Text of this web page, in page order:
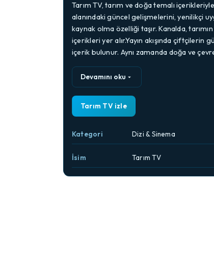
Tarım TV, tarım ve doğa temalı
alanındaki güncel gelişmelerini, yenilikçi
kaynak olma özelliği taşır. Kanalda,
içerikleri yer alır.Yayın akışında
içerik bulunur. Aynı zamanda doğa ve
Devamını oku
Tarım TV izle
Kategori Dizi & Sinema
İsim Tarım TV